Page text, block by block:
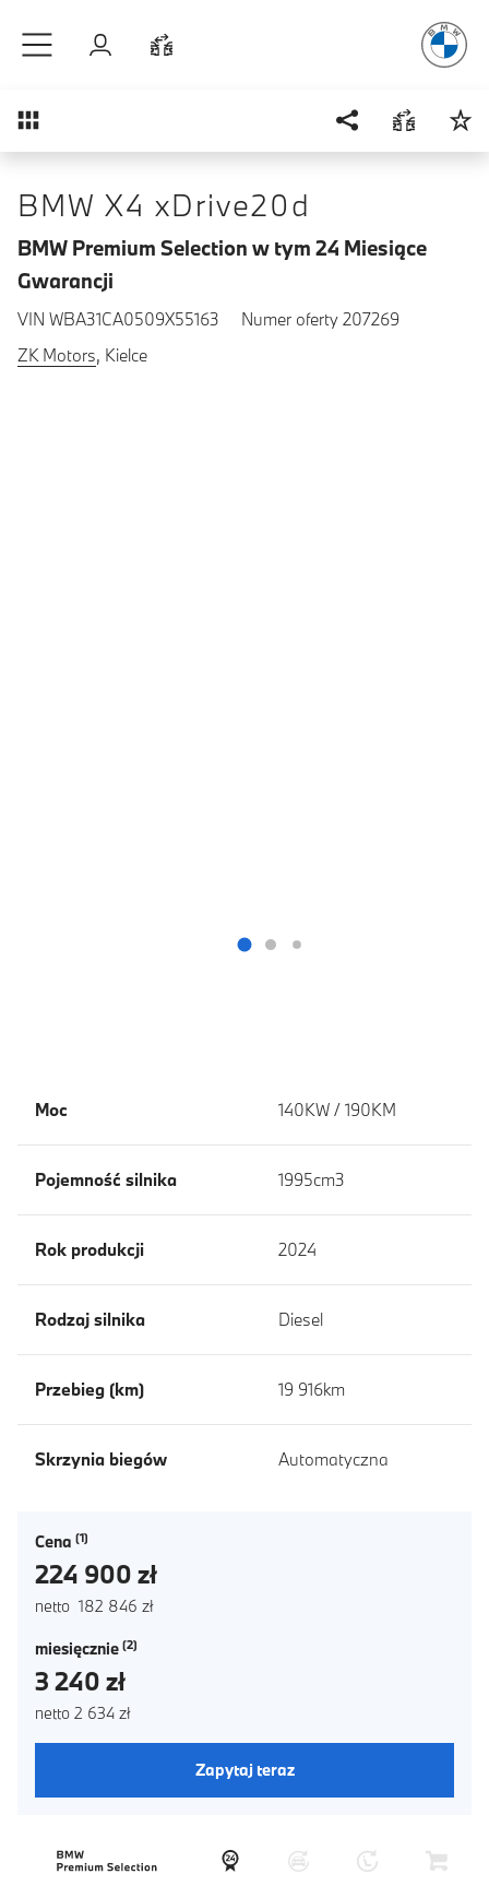
Zaloguj się
Przegląd
BMW X4 xDrive20d
BMW Premium Selection w tym 24 Miesiące
Gwarancji
VIN WBA31CA0509X55163
Numer oferty 207269
ZK Motors, Kielce
Moc 140KW / 190KM
Pojemność silnika 1995cm3
Rok produkcji 2024
Rodzaj silnika Diesel
Przebieg (km) 19 916km
Skrzynia biegów Automatyczna
Cena
224 900 zł
netto 182 846 zł
miesięcznie
3 240 zł
netto 2 634 zł
Zapytaj teraz